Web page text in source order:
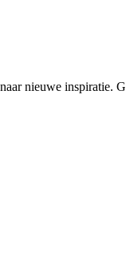
nieuwe inspiratie.